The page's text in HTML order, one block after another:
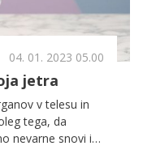
04. 01. 2023 05.00
jetra
v telesu in
tega, da
nevarne snovi iz